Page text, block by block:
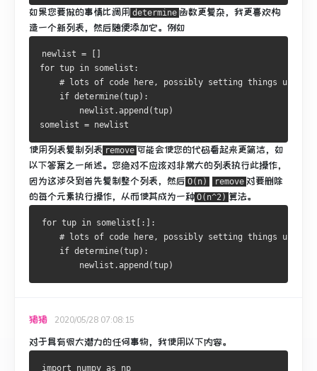
如果您要做的事情比调用 determine 函数更复杂，我更喜欢构
造一个新列表，然后随便添加它。 例如
newlist =
for tup in somelist :
# lots of code here, possibly setting things up for
if determine(tup):
        newlist
.append (tup)
somelist = newlist
使用列表复制列表 remove 可能会使您的代码看起来更简洁，如
以下答案之一所述。 您绝对不应该对非常大的列表执行此操作，
因为这涉及到首先复制整个列表，然后 O(n) remove 对要删除
的每个元素执行操作，从而使其成为一种 O(n^2) 算法。
for tup in somelist [:]:
# lots of code here, possibly setting things up for
if determine(tup):
        newlist
.append (tup)
猪猪 2020/05/28 07:08:15
对于具有很大潜力的任何事物，我使用以下内容。
import numpy as np